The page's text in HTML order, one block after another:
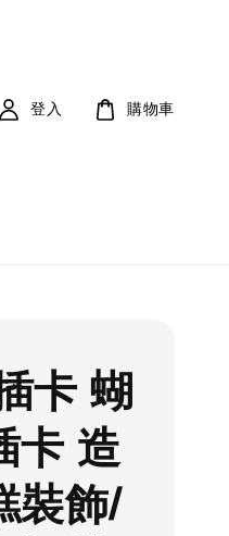
登入 購物車
卡 蝴
卡 造
裝飾/